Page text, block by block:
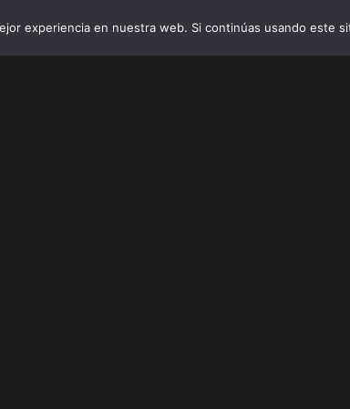
INICIO VIBRO AI
experiencia en nuestra web. Si continúas usando este